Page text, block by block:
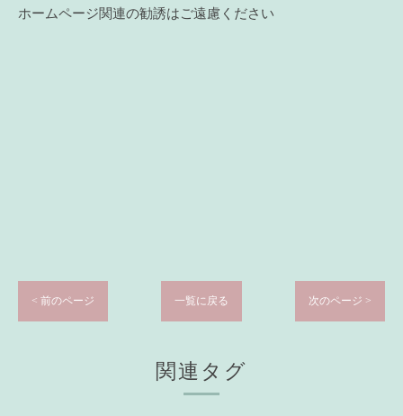
ホームページ関連の勧誘はご遠慮ください
< 前のページ 一覧に戻る 次のページ >
関連タグ